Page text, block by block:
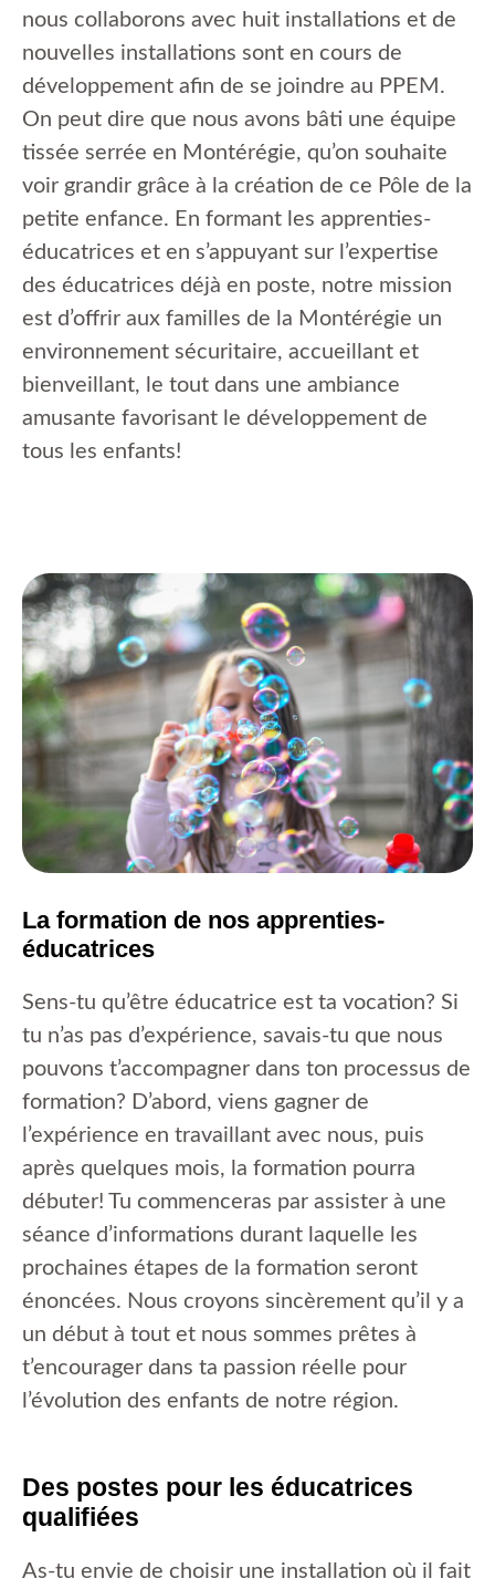
nous collaborons avec huit installations et de
nouvelles installations sont en cours de
développement afin de se joindre au PPEM.
On peut dire que nous avons bâti une équipe
tissée serrée en Montérégie, qu’on souhaite
voir grandir grâce à la création de ce Pôle de la
petite enfance. En formant les apprenties-
éducatrices et en s’appuyant sur l’expertise
des éducatrices déjà en poste, notre mission
est d’offrir aux familles de la Montérégie un
environnement sécuritaire, accueillant et
bienveillant, le tout dans une ambiance
amusante favorisant le développement de
tous les enfants!
La formation de nos apprenties-
éducatrices
Sens-tu qu’être éducatrice est ta vocation? Si
tu n’as pas d’expérience, savais-tu que nous
pouvons t’accompagner dans ton processus de
formation? D’abord, viens gagner de
l’expérience en travaillant avec nous, puis
après quelques mois, la formation pourra
débuter! Tu commenceras par assister à une
séance d’informations durant laquelle les
prochaines étapes de la formation seront
énoncées. Nous croyons sincèrement qu’il y a
un début à tout et nous sommes prêtes à
t’encourager dans ta passion réelle pour
l’évolution des enfants de notre région.
Des postes pour les éducatrices
qualifiées
As-tu envie de choisir une installation où il fait